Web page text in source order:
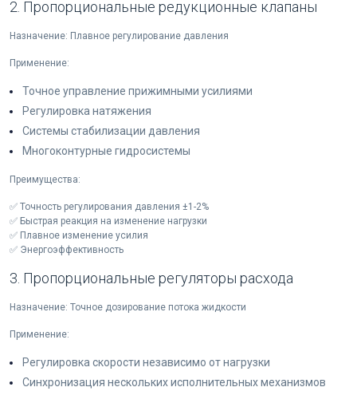
2. Пропорциональные редукционные клапаны
Назначение: Плавное регулирование давления
Применение:
Точное управление прижимными усилиями
Регулировка натяжения
Системы стабилизации давления
Многоконтурные гидросистемы
Преимущества:
✅ Точность регулирования давления ±1-2%
✅ Быстрая реакция на изменение нагрузки
✅ Плавное изменение усилия
✅ Энергоэффективность
3. Пропорциональные регуляторы расхода
Назначение: Точное дозирование потока жидкости
Применение:
Регулировка скорости независимо от нагрузки
Синхронизация нескольких исполнительных механизмов